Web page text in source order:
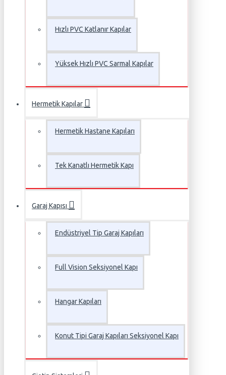
Hızlı PVC Katlanır Kapılar
Yüksek Hızlı PVC Sarmal Kapılar
Hermetik Kapılar
Hermetik Hastane Kapıları
Tek Kanatlı Hermetik Kapı
Garaj Kapısı
Endüstriyel Tip Garaj Kapıları
Full Vision Seksiyonel Kapı
Hangar Kapıları
Konut Tipi Garaj Kapıları Seksiyonel Kapı